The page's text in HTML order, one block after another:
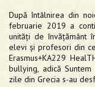
După întâlnirea din
februarie 2019 a
unități de învățământ
elevi și profesori din
Erasmus+KA229
bullying, adică
zile din Grecia s-au